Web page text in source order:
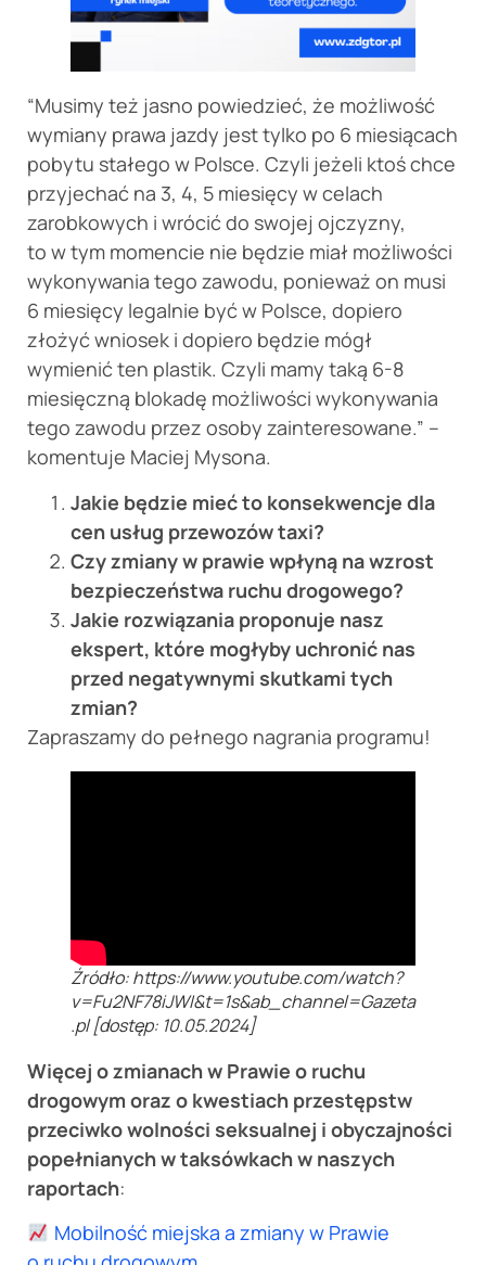
“Musimy też jasno powiedzieć, że możliwość
wymiany prawa jazdy jest tylko po 6 miesiącach
pobytu stałego w Polsce. Czyli jeżeli ktoś chce
przyjechać na 3, 4, 5 miesięcy w celach
zarobkowych i wrócić do swojej ojczyzny,
to w tym momencie nie będzie miał możliwości
wykonywania tego zawodu, ponieważ on musi
6 miesięcy legalnie być w Polsce, dopiero
złożyć wniosek i dopiero będzie mógł
wymienić ten plastik. Czyli mamy taką 6-8
miesięczną blokadę możliwości wykonywania
tego zawodu przez osoby zainteresowane.” –
komentuje Maciej Mysona.
Jakie będzie mieć to konsekwencje dla
cen usług przewozów taxi?
Czy zmiany w prawie wpłyną na wzrost
bezpieczeństwa ruchu drogowego?
Jakie rozwiązania proponuje nasz
ekspert, które mogłyby uchronić nas
przed negatywnymi skutkami tych
zmian?
Zapraszamy do pełnego nagrania programu!
Źródło: https://www.youtube.com/watch?
v=Fu2NF78iJWI&t=1s&ab_channel=Gazeta
.pl [dostęp: 10.05.2024]
Więcej o zmianach w Prawie o ruchu
drogowym oraz o kwestiach przestępstw
przeciwko wolności seksualnej i obyczajności
popełnianych w taksówkach w naszych
raportach:
Mobilność miejska a zmiany w Prawie